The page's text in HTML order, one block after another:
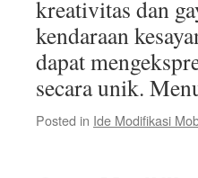
kreativitas dan
kendaraan
dapat
secara unik.
Posted in Ide Modifikasi